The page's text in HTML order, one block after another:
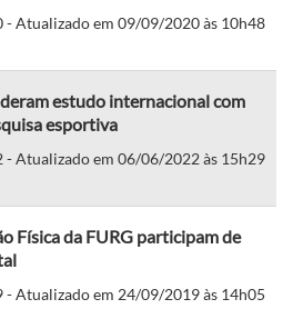
Atualizado em 09/09/2020 às 10h48
estudo internacional com
esportiva
Atualizado em 06/06/2022 às 15h29
Física da FURG participam de
Atualizado em 24/09/2019 às 14h05